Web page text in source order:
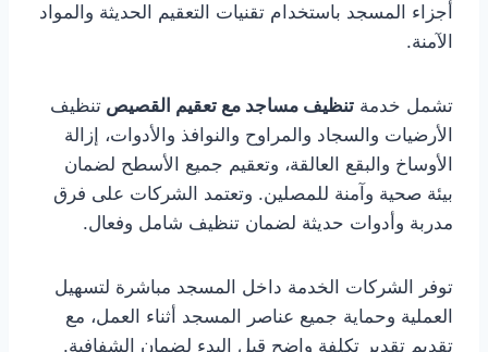
أجزاء المسجد باستخدام تقنيات التعقيم الحديثة والمواد
الآمنة.
تشمل خدمة تنظيف مساجد مع تعقيم القصيص تنظيف
الأرضيات والسجاد والمراوح والنوافذ والأدوات، إزالة
الأوساخ والبقع العالقة، وتعقيم جميع الأسطح لضمان
بيئة صحية وآمنة للمصلين. وتعتمد الشركات على فرق
مدربة وأدوات حديثة لضمان تنظيف شامل وفعال.
توفر الشركات الخدمة داخل المسجد مباشرة لتسهيل
العملية وحماية جميع عناصر المسجد أثناء العمل، مع
تقديم تقدير تكلفة واضح قبل البدء لضمان الشفافية.